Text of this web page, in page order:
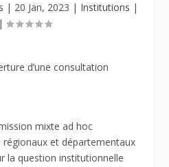
| 20 Jan, 2023 | Institutions |
|
mixte ad hoc
et départementaux
la question institutionnelle